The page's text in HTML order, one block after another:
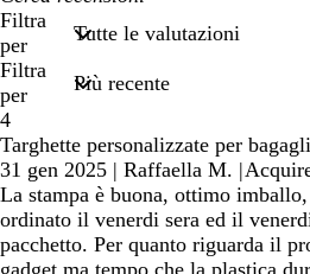
miei
termini
di
ricerca
Filtra
per
Filtra
per
4
Targhette personalizzate per bagagli
31 gen 2025 | Raffaella M. |
La stampa è buona, ottimo
ordinato il venerdi sera ed il
pacchetto. Per quanto riguarda il
gadget ma tempo che la plastica